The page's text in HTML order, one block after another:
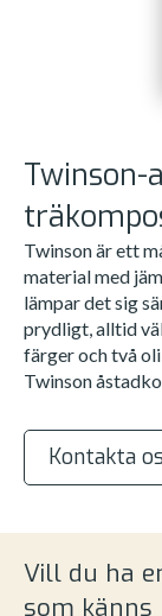
Twinson-
Twinson är ett
material med
lämpar det sig
prydligt, alltid
färger och två
Twinson
Kontakta
Vill du ha
som